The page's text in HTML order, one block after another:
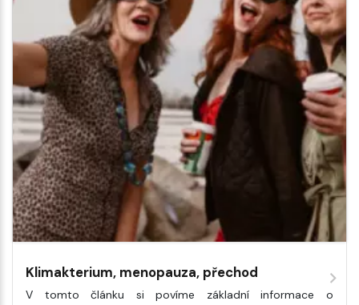
Klimakterium, menopauza, přechod
V tomto článku si povíme základní informace o